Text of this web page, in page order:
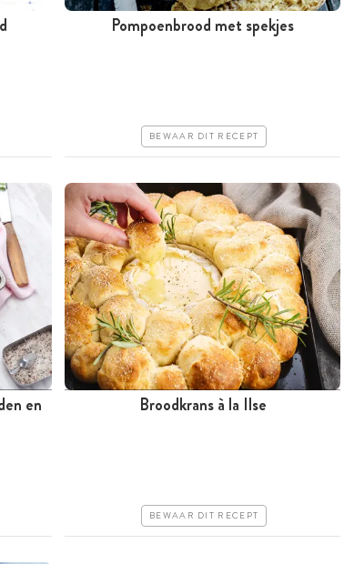
Pompoenbrood met spekjes
BEWAAR DIT RECEPT
en
Broodkrans à la Ilse
BEWAAR DIT RECEPT